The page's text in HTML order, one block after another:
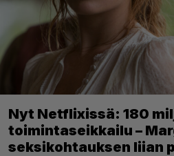
Nyt Netflixissä: 180
toimintaseikkailu –
seksikohtauksen liian